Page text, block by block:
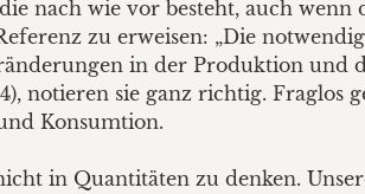
nach wie vor besteht, auch wenn
zu erweisen: „Die
in der Produktion und
notieren sie ganz richtig. Fraglos
Konsumtion.
in Quantitäten zu denken.